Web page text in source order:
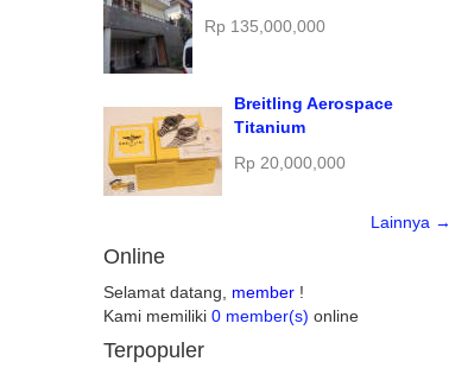
Rp 135,000,000
Breitling Aerospace
Titanium
Rp 20,000,000
Lainnya →
Online
Selamat datang, member !
Kami memiliki 0 member(s) online
Terpopuler